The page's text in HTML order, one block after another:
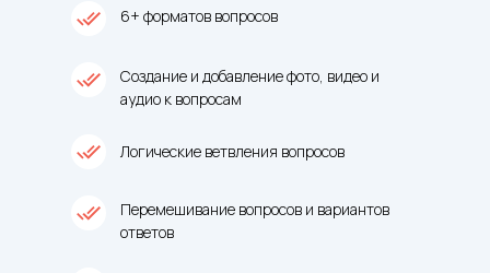
6+ форматов вопросов
Логические ветвления вопросов
Перемешивание вопросов и вариантов
ответов
Создание и добавление фото, видео и
аудио к вопросам